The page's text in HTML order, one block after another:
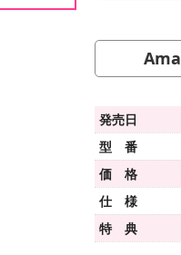
発売日
型 番
価 格
仕 様
特 典